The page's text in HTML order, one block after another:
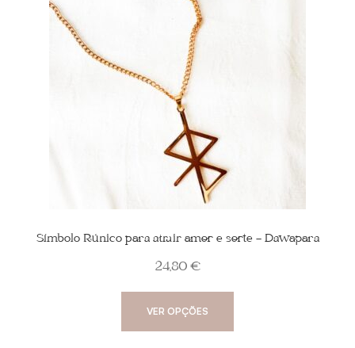
Símbolo Rúnico para atrair amor e sorte – Dawapara
24,80 €
VER OPÇÕES